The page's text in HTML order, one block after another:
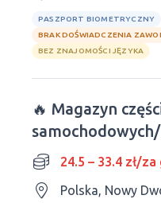
PASZPORT BIOMETRYCZNY
BRAK DOŚWIADCZENIA
BEZ ZNAJOMOŚCI JĘZYKA
🔥 Magazyn
mężczyzn i kobiet
24.5 – 33.4 zł/
Polska, Nowy